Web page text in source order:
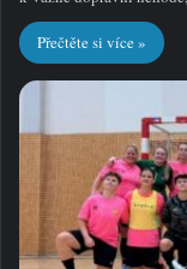
Přečtěte si více »